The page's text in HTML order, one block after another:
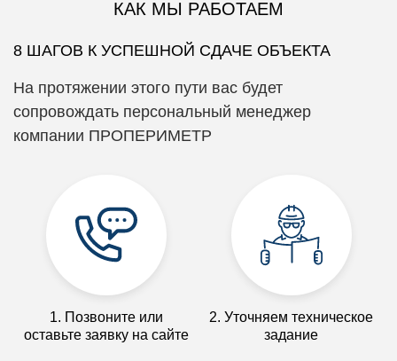
КАК МЫ РАБОТАЕМ
8 ШАГОВ К УСПЕШНОЙ СДАЧЕ ОБЪЕКТА
На протяжении этого пути вас будет
сопровождать персональный менеджер
компании ПРОПЕРИМЕТР
1. Позвоните или
оставьте заявку на сайте
2. Уточняем техническое
задание